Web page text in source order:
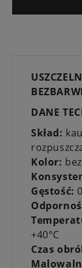
DANE
Skład:
Kolor:
Gęstość:
+40°C
Czas